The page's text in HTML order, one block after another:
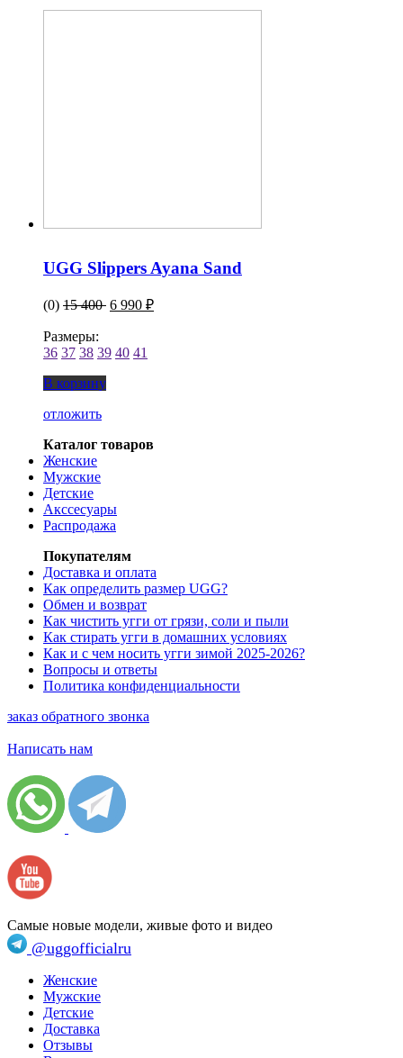
UGG Slippers Ayana Sand
(0) 15 400 6 990 ₽
Размеры:
36 37 38 39 40 41
В корзину
отложить
Каталог товаров
Женские
Мужские
Детские
Акссесуары
Распродажа
Покупателям
Доставка и оплата
Как определить размер UGG?
Обмен и возврат
Как чистить угги от грязи, соли и пыли
Как стирать угги в домашних условиях
Как и с чем носить угги зимой 2025-2026?
Вопросы и ответы
Политика конфиденциальности
заказ обратного звонка
Написать нам
Самые новые модели, живые фото и видео
@uggofficialru
Женские
Мужские
Детские
Доставка
Отзывы